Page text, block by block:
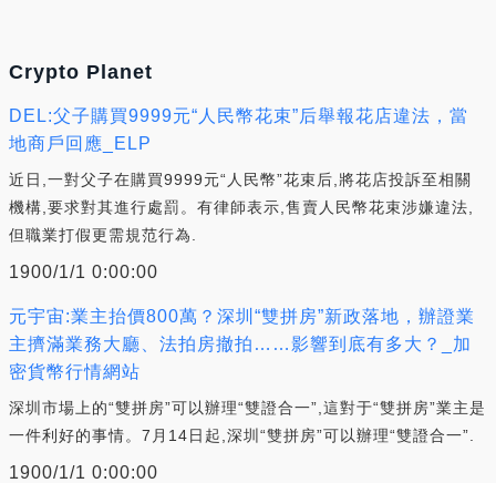
Crypto Planet
DEL:父子購買9999元“人民幣花束”后舉報花店違法，當
地商戶回應_ELP
近日,一對父子在購買9999元“人民幣”花束后,將花店投訴至相關
機構,要求對其進行處罰。有律師表示,售賣人民幣花束涉嫌違法,
但職業打假更需規范行為.
1900/1/1 0:00:00
元宇宙:業主抬價800萬？深圳“雙拼房”新政落地，辦證業
主擠滿業務大廳、法拍房撤拍……影響到底有多大？_加
密貨幣行情網站
深圳市場上的“雙拼房”可以辦理“雙證合一”,這對于“雙拼房”業主是
一件利好的事情。7月14日起,深圳“雙拼房”可以辦理“雙證合一”.
1900/1/1 0:00:00